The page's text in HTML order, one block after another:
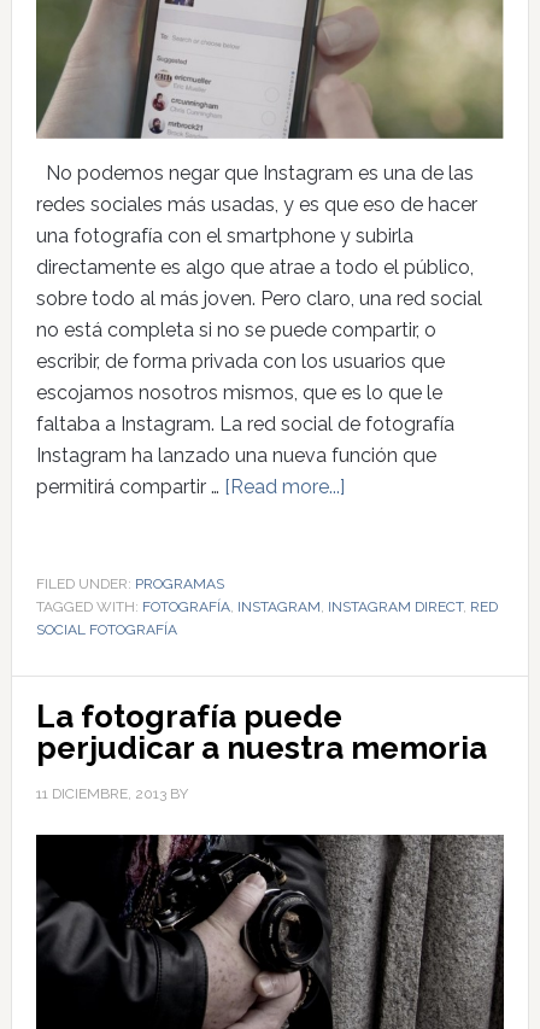
No podemos negar que Instagram es una de las
redes sociales más usadas, y es que eso de hacer
una fotografía con el smartphone y subirla
directamente es algo que atrae a todo el público,
sobre todo al más joven. Pero claro, una red social
no está completa si no se puede compartir, o
escribir, de forma privada con los usuarios que
escojamos nosotros mismos, que es lo que le
faltaba a Instagram. La red social de fotografía
Instagram ha lanzado una nueva función que
permitirá compartir … [Read more...]
FILED UNDER: PROGRAMAS
TAGGED WITH: FOTOGRAFÍA, INSTAGRAM, INSTAGRAM DIRECT, RED
SOCIAL FOTOGRAFÍA
La fotografía puede
perjudicar a nuestra memoria
11 DICIEMBRE, 2013BY